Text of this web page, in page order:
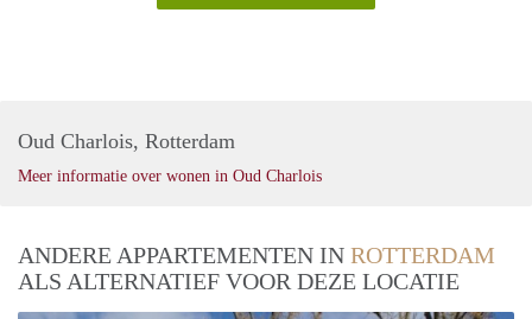
Oud Charlois, Rotterdam
Meer informatie over wonen in Oud Charlois
ANDERE APPARTEMENTEN IN ROTTERDAM
ALS ALTERNATIEF VOOR DEZE LOCATIE